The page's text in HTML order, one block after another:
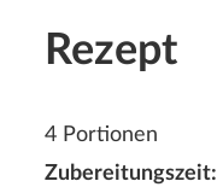
Rezept
4 Portionen
Zubereitungszeit: